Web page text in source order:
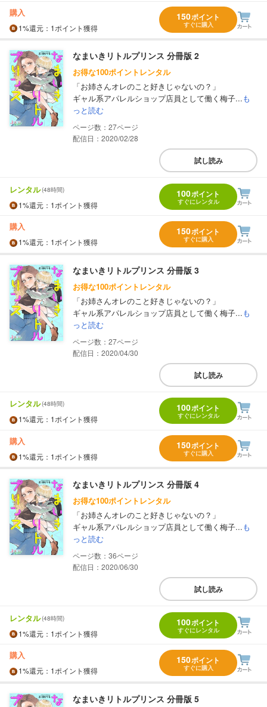
購入
1%還元 ：1ポイント獲得
150ポイント
すぐに購入
なまいきリトルプリンス 分冊版 2
お得な100ポイントレンタル
「お姉さんオレのこと好きじゃないの？」
ギャル系アパレルショップ店員として働く梅子...も
っと読む
27
配信日：2020/02/28
試し読み
レンタル(48時間)
1%還元 ：1ポイント獲得
100ポイント
すぐにレンタル
購入
1%還元 ：1ポイント獲得
150ポイント
すぐに購入
なまいきリトルプリンス 分冊版 3
お得な100ポイントレンタル
「お姉さんオレのこと好きじゃないの？」
ギャル系アパレルショップ店員として働く梅子...も
っと読む
27
配信日：2020/04/30
試し読み
レンタル(48時間)
1%還元 ：1ポイント獲得
100ポイント
すぐにレンタル
購入
1%還元 ：1ポイント獲得
150ポイント
すぐに購入
なまいきリトルプリンス 分冊版 4
お得な100ポイントレンタル
「お姉さんオレのこと好きじゃないの？」
ギャル系アパレルショップ店員として働く梅子...も
っと読む
36
配信日：2020/06/30
試し読み
レンタル(48時間)
1%還元 ：1ポイント獲得
100ポイント
すぐにレンタル
購入
1%還元 ：1ポイント獲得
150ポイント
すぐに購入
なまいきリトルプリンス 分冊版 5